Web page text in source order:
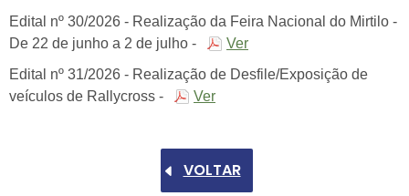
Edital nº 30/2026 - Realização da Feira Nacional do Mirtilo -
De 22 de junho a 2 de julho -
Ver
Edital nº 31/2026 - Realização de Desfile/Exposição de
veículos de Rallycross -
Ver
VOLTAR